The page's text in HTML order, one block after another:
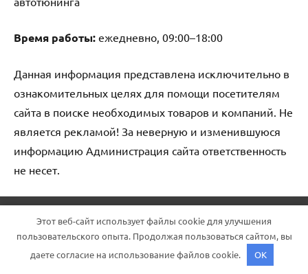
Время работы: ежедневно, 09:00–18:00
Данная информация представлена исключительно в
ознакомительных целях для помощи посетителям
сайта в поиске необходимых товаров и компаний. Не
является рекламой! За неверную и изменившуюся
информацию Администрация сайта ответственность
не несет.
Этот веб-сайт использует файлы cookie для улучшения
пользовательского опыта. Продолжая пользоваться сайтом, вы
даете согласие на использование файлов cookie.
OK